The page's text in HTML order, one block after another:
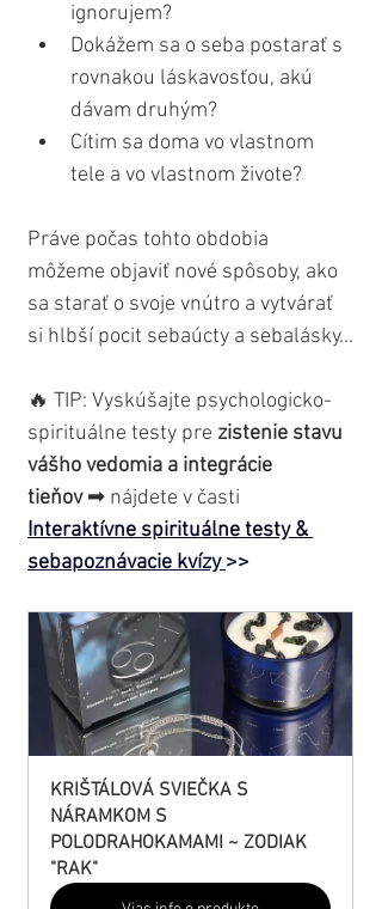
ignorujem?
Dokážem sa o seba postarať s
rovnakou láskavosťou, akú
dávam druhým?
Cítim sa doma vo vlastnom
tele a vo vlastnom živote?
Práve počas tohto obdobia
môžeme objaviť nové spôsoby, ako
sa starať o svoje vnútro a vytvárať
si hlbší pocit sebaúcty a sebalásky...
🔥 TIP: Vyskúšajte psychologicko-
spirituálne testy pre zistenie stavu
vášho vedomia a integrácie
tieňov ➡ nájdete v časti
Interaktívne spirituálne testy &
sebapoznávacie kvízy >>
KRIŠTÁLOVÁ SVIEČKA S
NÁRAMKOM S
POLODRAHOKAMAMI ~ ZODIAK
"RAK"